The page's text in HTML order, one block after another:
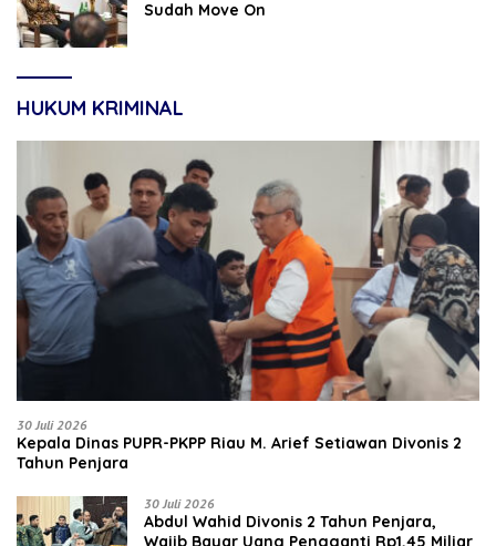
Sudah Move On
HUKUM KRIMINAL
30 Juli 2026
Kepala Dinas PUPR-PKPP Riau M. Arief Setiawan Divonis 2
Tahun Penjara
30 Juli 2026
‎‎Abdul Wahid Divonis 2 Tahun Penjara,
Wajib Bayar Uang Pengganti Rp1,45 Miliar